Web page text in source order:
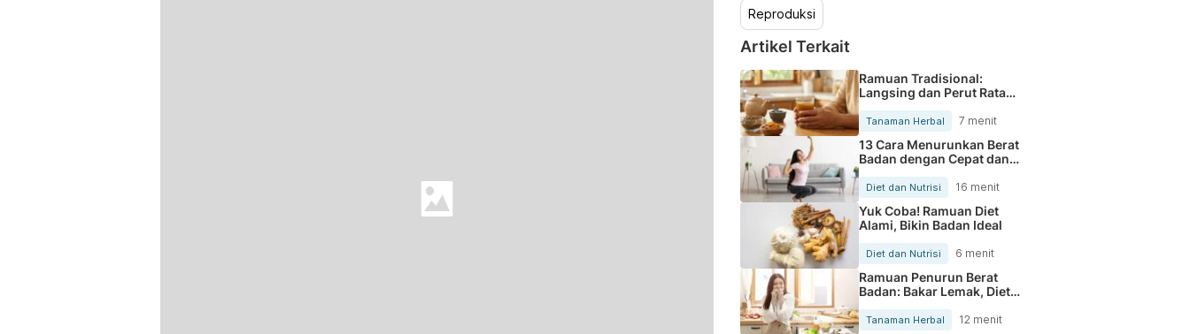
Reproduksi
Artikel Terkait
Ramuan Tradisional:
Langsing dan Perut Rata
Alami
Tanaman Herbal 7 menit
13 Cara Menurunkan Berat
Badan dengan Cepat dan
Alami
Diet dan Nutrisi 16 menit
Yuk Coba! Ramuan Diet
Alami, Bikin Badan Ideal
Diet dan Nutrisi 6 menit
Ramuan Penurun Berat
Badan: Bakar Lemak, Diet
Tanaman Herbal 12 menit